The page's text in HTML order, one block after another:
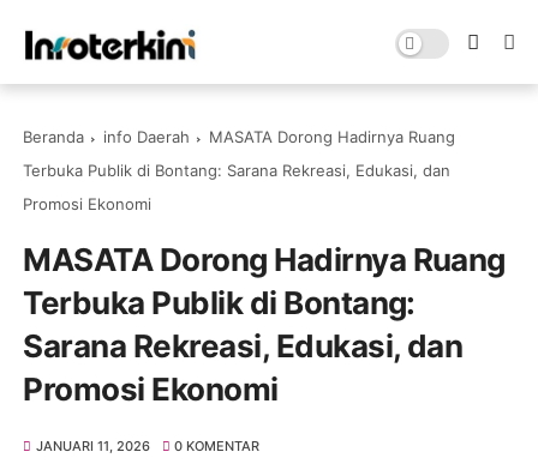
Beranda info Daerah
MASATA Dorong Hadirnya Ruang
Terbuka Publik di Bontang: Sarana Rekreasi, Edukasi, dan
Promosi Ekonomi
MASATA Dorong Hadirnya Ruang
Terbuka Publik di Bontang:
Sarana Rekreasi, Edukasi, dan
Promosi Ekonomi
JANUARI 11, 2026 0 KOMENTAR